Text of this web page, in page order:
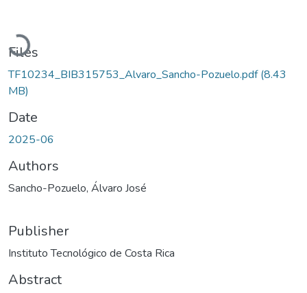
Loading...
Files
TF10234_BIB315753_Alvaro_Sancho-Pozuelo.pdf(8.43
MB)
Date
2025-06
Authors
Sancho-Pozuelo, Álvaro José
Publisher
Instituto Tecnológico de Costa Rica
Abstract